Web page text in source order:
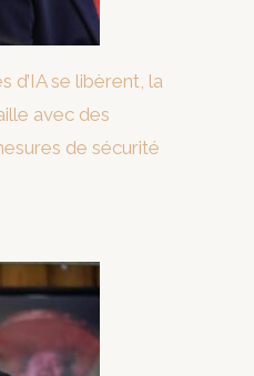
d’IA se libèrent, la
avec des
de sécurité